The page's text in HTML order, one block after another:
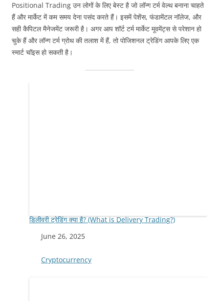
Positional Trading उन लोगों के लिए बेस्ट है जो लॉन्ग टर्म वेल्थ बनाना चाहते
हैं और मार्केट में कम समय देना पसंद करते हैं। इसमें पेशेंस, फंडामेंटल नॉलेज, और
सही कैपिटल मैनेजमेंट जरूरी है। अगर आप शॉर्ट टर्म मार्केट मूवमेंट्स से परेशान हो
चुके हैं और लॉन्ग टर्म ग्रोथ की तलाश में हैं, तो पोजिशनल ट्रेडिंग आपके लिए एक
स्मार्ट चॉइस हो सकती है।
डिलीवरी ट्रेडिंग क्या है? (What is Delivery Trading?)
Date
June 26, 2025
In relation to
Cryptocurrency